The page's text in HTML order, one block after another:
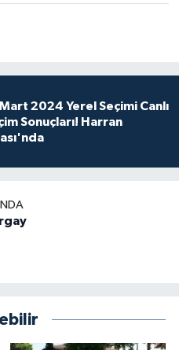
2024 Yerel Seçimi Canlı
Sonuçları! Harran